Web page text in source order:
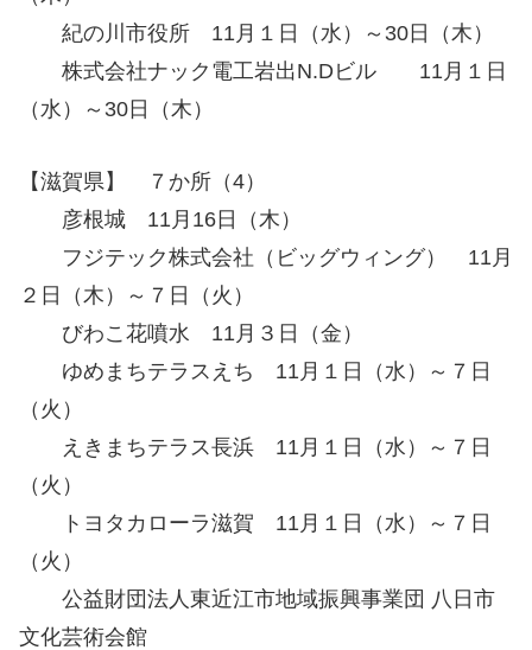
紀の川市役所 11月１日（水）～30日（木）
株式会社ナック電工岩出N.Dビル 11月１日
（水）～30日（木）
【滋賀県】 ７か所（4）
彦根城 11月16日（木）
フジテック株式会社（ビッグウィング） 11月
２日（木）～７日（火）
びわこ花噴水 11月３日（金）
ゆめまちテラスえち 11月１日（水）～７日
（火）
えきまちテラス長浜 11月１日（水）～７日
（火）
トヨタカローラ滋賀 11月１日（水）～７日
（火）
公益財団法人東近江市地域振興事業団 八日市
文化芸術会館